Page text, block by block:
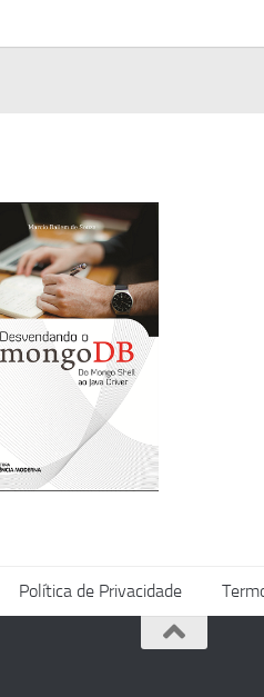
Política de Privacidade